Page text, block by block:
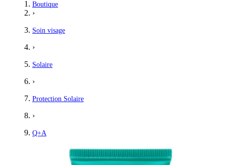
Boutique
›
Soin visage
›
Solaire
›
Protection Solaire
›
Q+A